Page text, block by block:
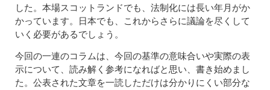
した。本場スコットランドでも、法制化には長い年月がか
かっています。日本でも、これからさらに議論を尽くして
いく必要があるでしょう。
今回の一連のコラムは、今回の基準の意味合いや実際の表
示について、読み解く参考になればと思い、書き始めまし
た。公表された文章を一読しただけは分かりにくい部分な